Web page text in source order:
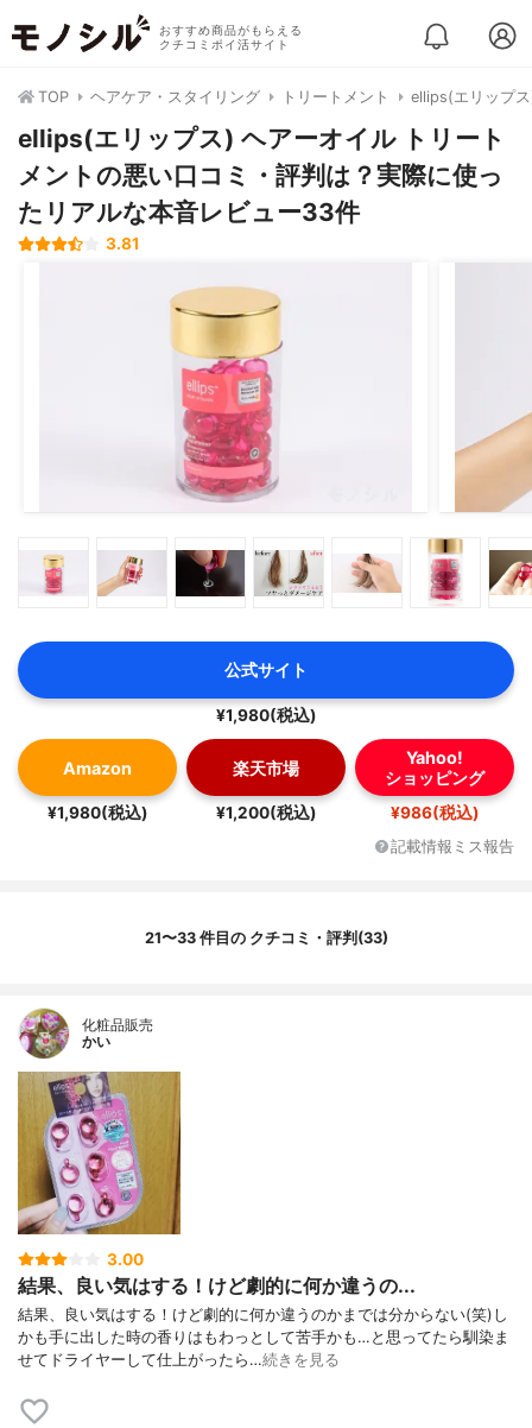
おすすめ商品がもらえる
クチコミポイ活サイト
TOP ヘアケア・スタイリング トリートメント ellips(エリップ
ellips(エリップス) ヘアーオイル トリート
メントの悪い口コミ・評判は？実際に使っ
たリアルな本音レビュー33件
3.81
公式サイト
¥1,980(税込)
Amazon
¥1,980(税込)
楽天市場
¥1,200(税込)
Yahoo!
ショッピング
¥986(税込)
記載情報ミス報告
21〜33 件目の クチコミ・評判(33)
化粧品販売
かい
3.00
結果、良い気はする！けど劇的に何か違うの...
結果、良い気はする！けど劇的に何か違うのかまでは分からない(笑)し
かも手に出した時の香りはもわっとして苦手かも…と思ってたら馴染ま
せてドライヤーして仕上がったら…続きを見る